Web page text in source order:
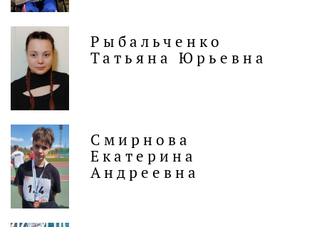
Рыбальченко
Татьяна Юрьевна
Смирнова
Екатерина
Андреевна